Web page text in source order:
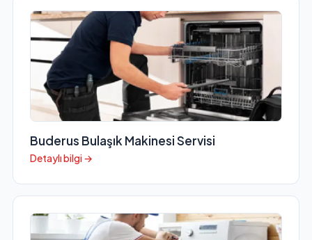
Buderus Bulaşık Makinesi Servisi
Detaylı bilgi →